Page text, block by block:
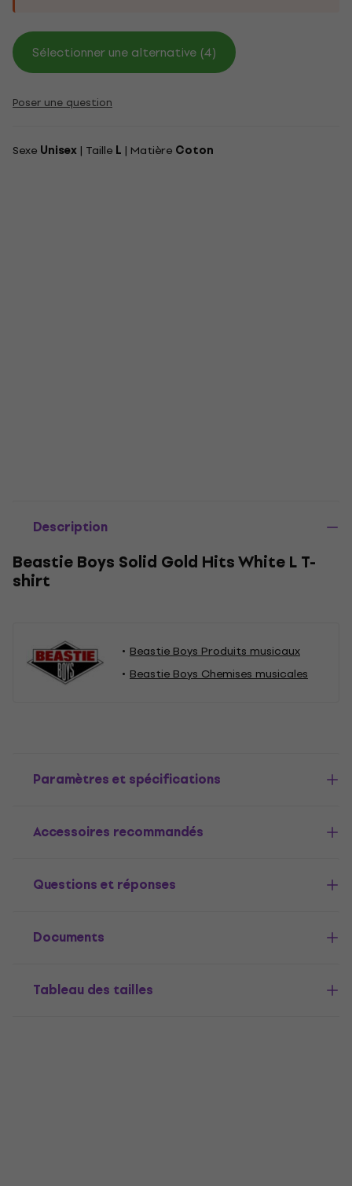
Sélectionner une alternative (4)
Poser une question
Sexe Unisex | Taille L | Matière Coton
Description
Beastie Boys Solid Gold Hits White L T-
shirt
Beastie Boys Produits musicaux
Beastie Boys Chemises musicales
Paramètres et spécifications
Accessoires recommandés
Questions et réponses
Documents
Tableau des tailles